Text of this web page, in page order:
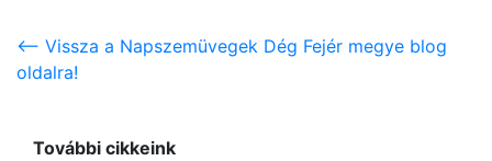
<-- Vissza a Napszemüvegek Dég Fejér megye blog
oldalra!
További cikkeink